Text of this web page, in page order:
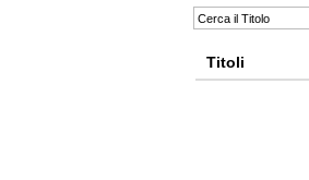
Titoli